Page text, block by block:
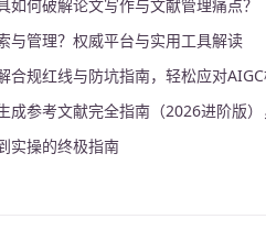
何破解论文写作与文献管理痛点？
与管理？权威平台与实用工具解读
合规红线与防坑指南，轻松应对
成参考文献完全指南（2026进阶版
实操的终极指南